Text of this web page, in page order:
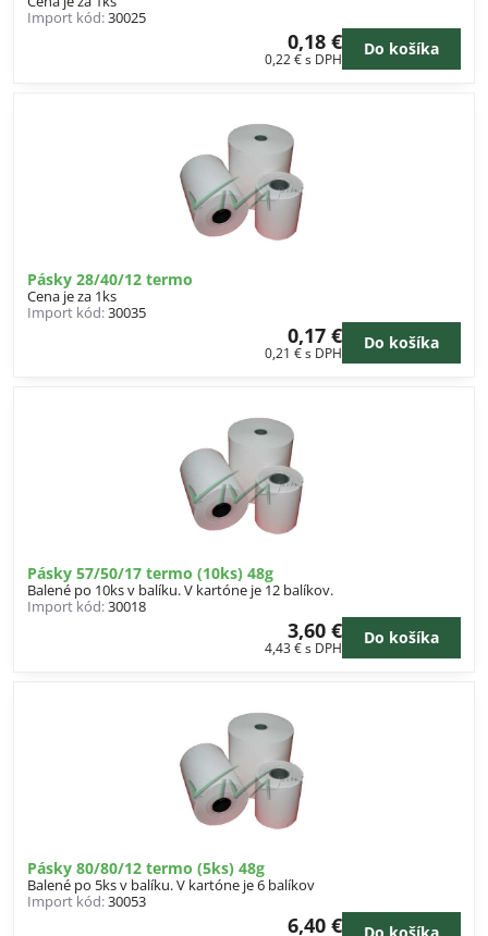
Import kód:30025
0,18 €
0,22 €s DPH
Do košíka
Pásky 28/40/12 termo
Cena je za 1ks
Import kód:30035
0,17 €
0,21 €s DPH
Do košíka
Pásky 57/50/17 termo (10ks) 48g
Balené po 10ks v balíku. V kartóne je 12 balíkov.
Import kód:30018
3,60 €
4,43 €s DPH
Do košíka
Pásky 80/80/12 termo (5ks) 48g
Balené po 5ks v balíku. V kartóne je 6 balíkov
Import kód:30053
6,40 €